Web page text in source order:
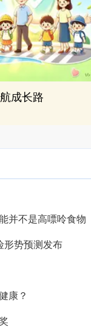
帮”专项行动
并不是高嘌呤食物
形势预测发布
康？